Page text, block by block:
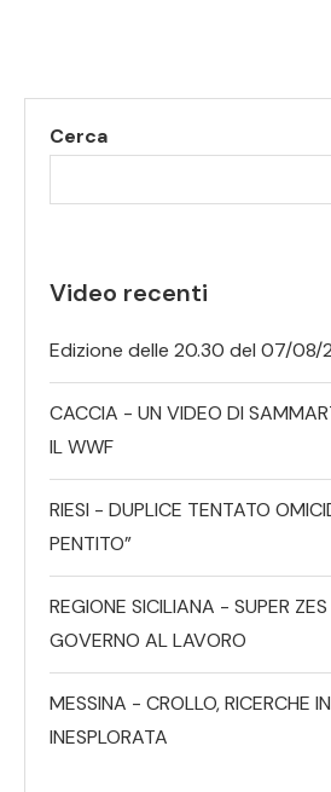
Cerca
Video recenti
Edizione delle 20.30 del 07/08/
CACCIA - UN VIDEO DI
IL WWF
RIESI - DUPLICE TENTATO
PENTITO”
REGIONE SICILIANA - SUPER
GOVERNO AL LAVORO
MESSINA - CROLLO, RICERCHE
INESPLORATA